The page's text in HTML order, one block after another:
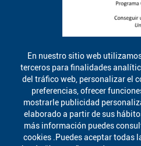
En nuestro sitio web
terceros para finalidades
del tráfico web, personalizar el
preferencias, ofrecer
mostrarle publicidad
elaborado a partir de sus
más información puedes
cookies .Puedes aceptar todas